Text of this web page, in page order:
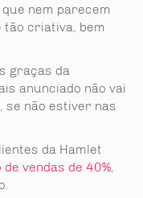
nem parecem
criativa, bem
graças da
anunciado não vai
se não estiver nas
da Hamlet
vendas de 40%,